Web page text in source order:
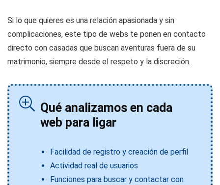
Si lo que quieres es una relación apasionada y sin
complicaciones, este tipo de webs te ponen en contacto
directo con casadas que buscan aventuras fuera de su
matrimonio, siempre desde el respeto y la discreción.
Qué analizamos en cada
web para ligar
Facilidad de registro y creación de perfil
Actividad real de usuarios
Funciones para buscar y contactar con